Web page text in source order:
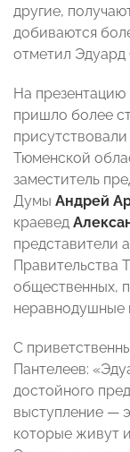
другие,
добиваются
отметил
На
пришло более
Тюменской
заместитель
Думы Андрей
краевед
представители
Правительства
общественных,
неравнодушные
С
Пантелеев:
достойного
выступление —
которые живут